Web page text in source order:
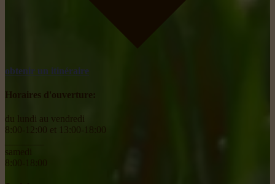
obtenir un itinéraire
Horaires d'ouverture:
du lundi au vendredi
8:00-12:00 et 13:00-18:00
samedi
8:00-18:00